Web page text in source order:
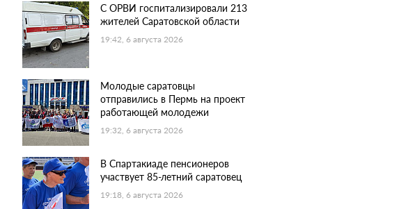
С ОРВИ госпитализировали 213
жителей Саратовской области
19:42, 6 августа 2026
Молодые саратовцы
отправились в Пермь на проект
работающей молодежи
19:32, 6 августа 2026
В Спартакиаде пенсионеров
участвует 85-летний саратовец
19:18, 6 августа 2026